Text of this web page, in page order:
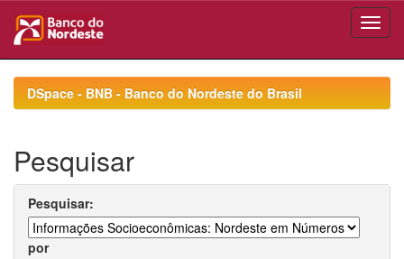
navigationDSpace - BNB - Banco do Nordeste do Brasil
Pesquisar
Pesquisar:
por